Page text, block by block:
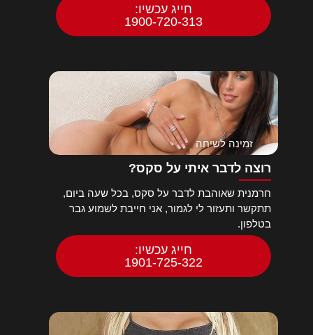
חייג עכשיו:
1900-720-313
זמינה לשיחה
רוצה לדבר איתי על סקס?
חרמנית שאוהבת לדבר על סקס, בכל שעה ביום,
תתקשר ותעזור לי לגמור, אני חייבת לשמוע גבר
בטלפון.
חייג עכשיו:
1901-725-322